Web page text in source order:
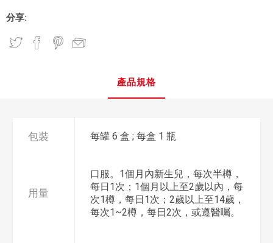
分享:
產品規格
包裝 每罐 6 盒 ; 每盒 1 瓶
用量
口服。1個月內新生兒，每次半樽，
每日1次；1個月以上至2歲以內，每
次1樽，每日1次；2歲以上至14歲，
每次1~2樽，每日2次，或遵醫囑。